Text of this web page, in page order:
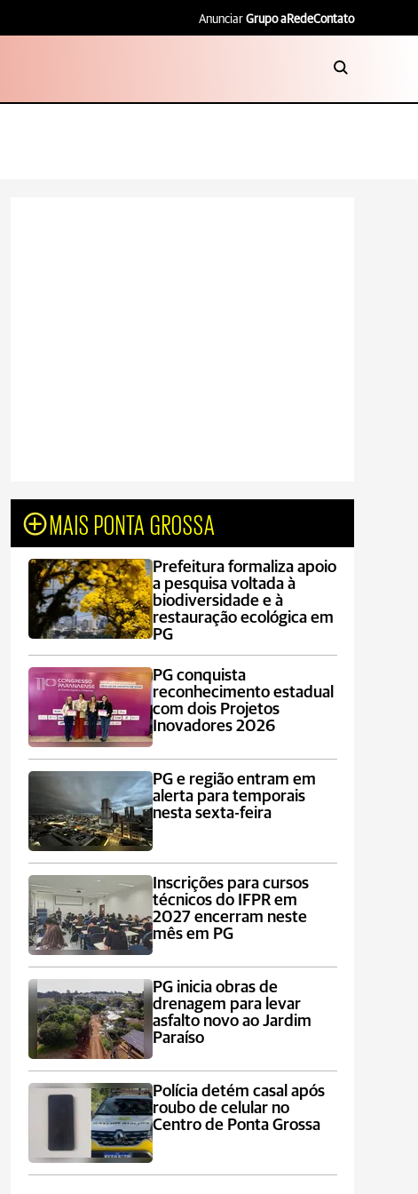
Anunciar Grupo aRedeContato
MAIS PONTA GROSSA
Prefeitura formaliza apoio
a pesquisa voltada à
biodiversidade e à
restauração ecológica em
PG
PG conquista
reconhecimento estadual
com dois Projetos
Inovadores 2026
PG e região entram em
alerta para temporais
nesta sexta-feira
Inscrições para cursos
técnicos do IFPR em
2027 encerram neste
mês em PG
PG inicia obras de
drenagem para levar
asfalto novo ao Jardim
Paraíso
Polícia detém casal após
roubo de celular no
Centro de Ponta Grossa